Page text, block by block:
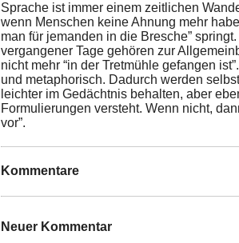
Sprache ist immer einem zeitlichen
wenn Menschen keine Ahnung mehr
man für jemanden in die Bresche”
vergangener Tage gehören zur
nicht mehr “in der Tretmühle gefangen
und metaphorisch. Dadurch werden
leichter im Gedächtnis behalten, aber
Formulierungen versteht. Wenn nicht,
vor”.
Kommentare
Neuer Kommentar